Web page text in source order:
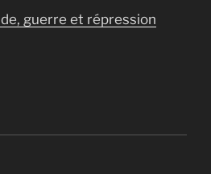
guerre et répression